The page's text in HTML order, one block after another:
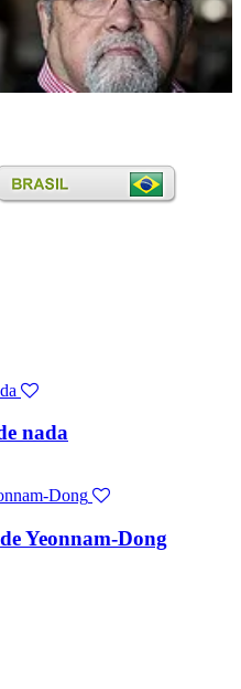
nada
Yeonnam-Dong